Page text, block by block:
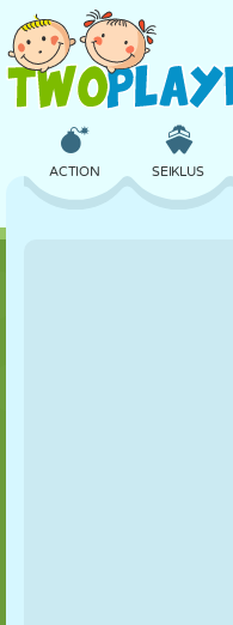
ACTION SEIKLUS